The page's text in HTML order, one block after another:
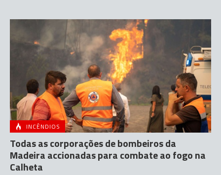
INCÊNDIOS
Todas as corporações de bombeiros da
Madeira accionadas para combate ao fogo na
Calheta